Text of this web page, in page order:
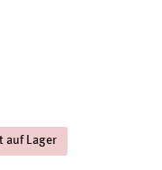
auf Lager